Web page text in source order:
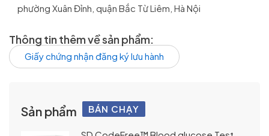
phường Xuân Đỉnh, quận Bắc Từ Liêm, Hà Nội
Thông tin thêm về sản phẩm:
Giấy chứng nhận đăng ký lưu hành
Sản phẩm BÁN CHẠY